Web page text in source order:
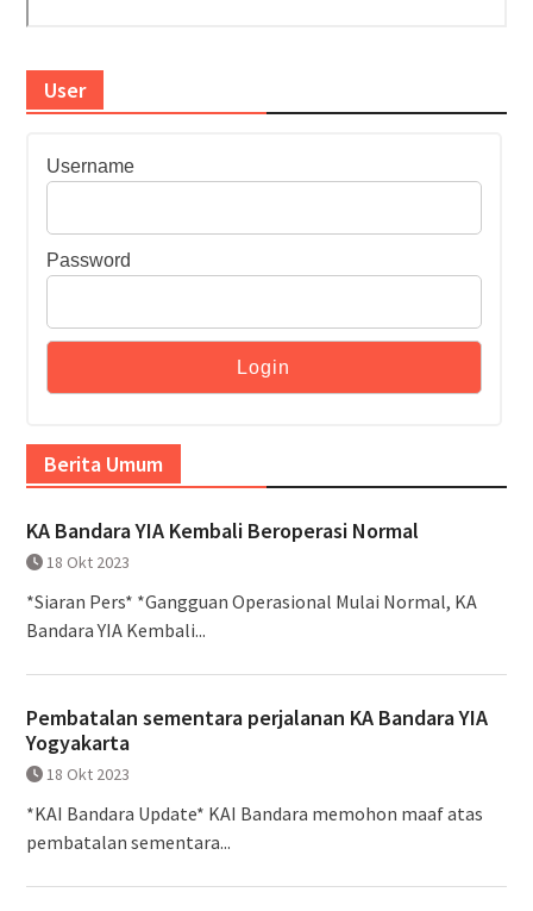
User
Username
Password
Berita Umum
KA Bandara YIA Kembali Beroperasi Normal
18 Okt 2023
*Siaran Pers* *Gangguan Operasional Mulai Normal, KA
Bandara YIA Kembali...
Pembatalan sementara perjalanan KA Bandara YIA
Yogyakarta
18 Okt 2023
*KAI Bandara Update* KAI Bandara memohon maaf atas
pembatalan sementara...